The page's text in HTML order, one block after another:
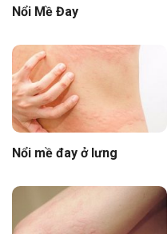
Nổi Mề Đay
Nổi mề đay ở lưng